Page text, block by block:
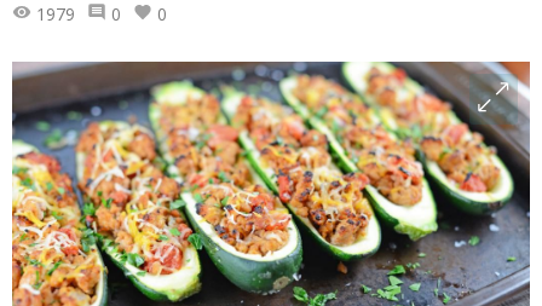
1979 0 0